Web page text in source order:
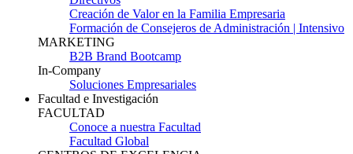
Creación de Valor en la Familia Empresaria
Formación de Consejeros de Administración | Intensivo
MARKETING
B2B Brand Bootcamp
In-Company
Soluciones Empresariales
Facultad e Investigación
FACULTAD
Conoce a nuestra Facultad
Facultad Global